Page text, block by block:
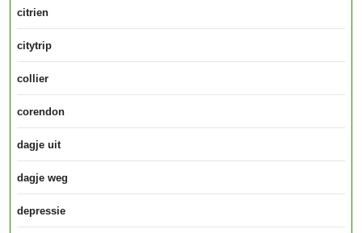
citrien
citytrip
collier
corendon
dagje uit
dagje weg
depressie